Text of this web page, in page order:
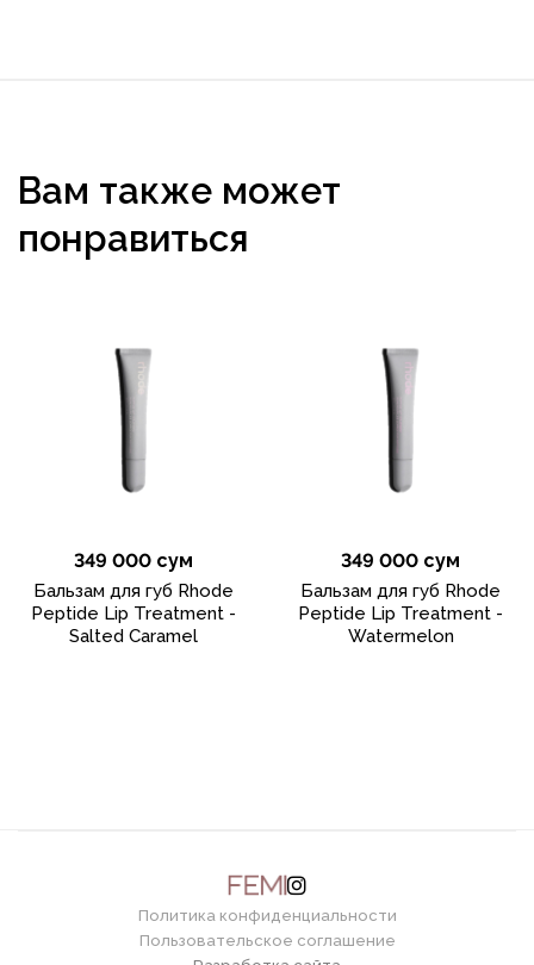
Вам также может
понравиться
349 000 сум
Бальзам для губ Rhode
Peptide Lip Treatment -
Salted Caramel
349 000 сум
Бальзам для губ Rhode
Peptide Lip Treatment -
Watermelon
Политика конфиденциальности
Пользовательское соглашение